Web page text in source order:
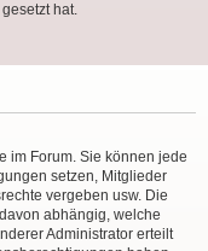
hat.
im Forum. Sie können jede
setzen, Mitglieder
vergeben usw. Die
abhängig, welche
Administrator erteilt